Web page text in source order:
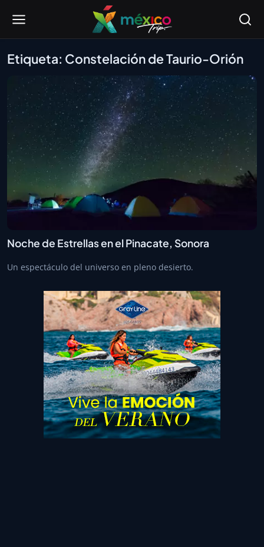
Etiqueta: Constelación de Taurio-Orión
Noche de Estrellas en el Pinacate, Sonora
Un espectáculo del universo en pleno desierto.